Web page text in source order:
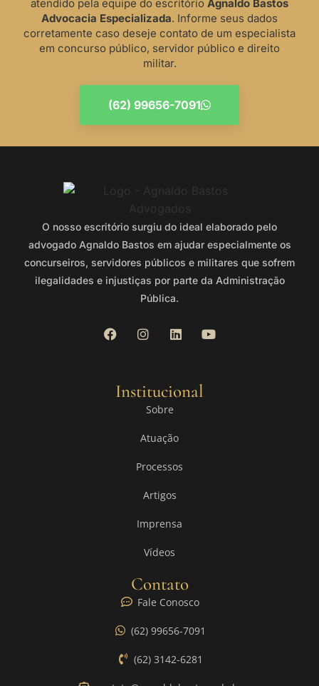
atendido pela equipe do escritório Agnaldo Bastos
Advocacia Especializada. Informe seus dados
corretamente caso deseje contato de um especialista
em concurso público, servidor público e direito
militar.
(62) 99656-7091
O nosso escritório surgiu do ideal elaborado pelo
advogado Agnaldo Bastos em ajudar especialmente os
concurseiros, servidores públicos e militares que sofrem
ilegalidades e injustiças por parte da Administração
Pública.
Institucional
Sobre
Atuação
Processos
Artigos
Imprensa
Vídeos
Contato
Fale Conosco
(62) 99656-7091
(62) 3142-6281